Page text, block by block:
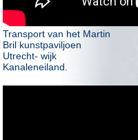
Transport van het Martin
Bril kunstpaviljoen
Utrecht- wijk
Kanaleneiland.